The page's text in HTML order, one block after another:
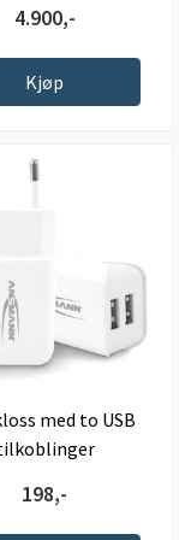
4.900,-
Kjøp
med to USB
198,-